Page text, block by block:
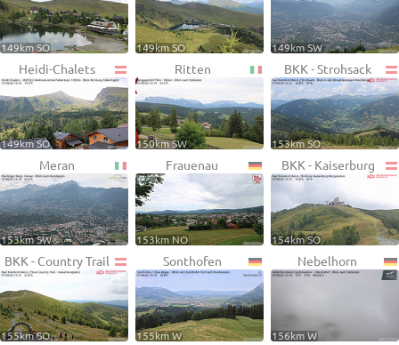
149km SO 149km SO 149km SW
Heidi-Chalets
149km SO
Ritten
150km SW
BKK - Strohsack
153km SO
Meran
153km SW
Frauenau
153km NO
BKK - Kaiserburg
154km SO
BKK - Country Trail
155km SO
Sonthofen
155km W
Nebelhorn
156km W